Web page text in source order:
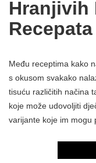
Hranjivih
Recepata
Među receptima kako
s okusom svakako
tisuću različitih načina
koje može udovoljiti
varijante koje im mogu